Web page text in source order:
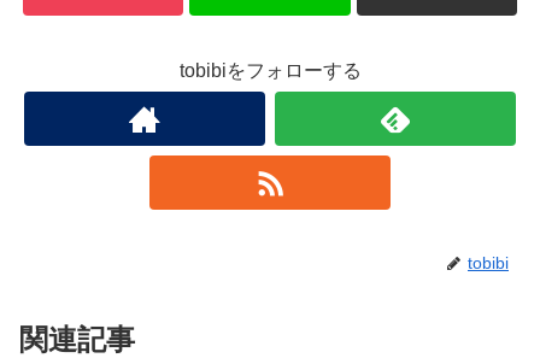
tobibiをフォローする
tobibi
関連記事